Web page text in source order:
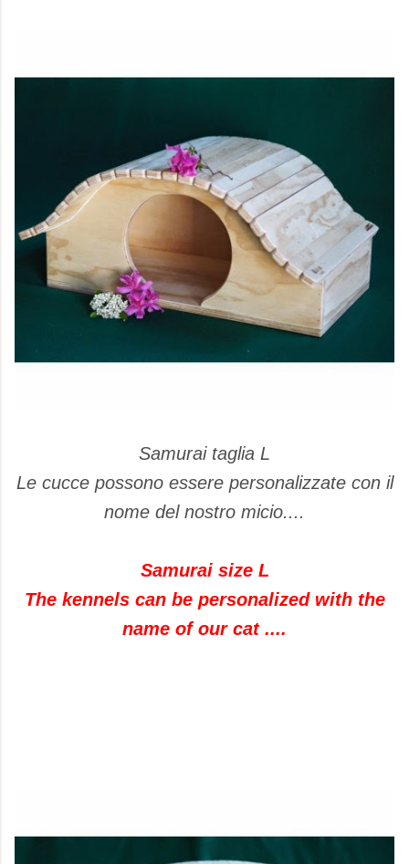
Samurai taglia L
Le cucce possono essere personalizzate con il
nome del nostro micio....
Samurai size L
The kennels can be personalized with the
name of our cat ....